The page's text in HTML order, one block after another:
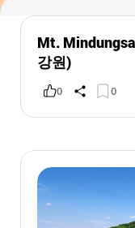
Mt.
강원)
0 0